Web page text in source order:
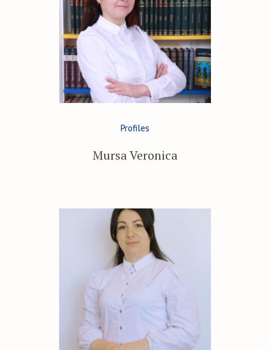
Profiles
Mursa Veronica